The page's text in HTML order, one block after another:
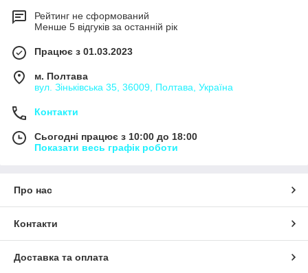
Рейтинг не сформований
Менше 5 відгуків за останній рік
Працює з 01.03.2023
м. Полтава
вул. Зіньківська 35, 36009, Полтава, Україна
Контакти
Сьогодні працює з 10:00 до 18:00
Показати весь графік роботи
Про нас
Контакти
Доставка та оплата